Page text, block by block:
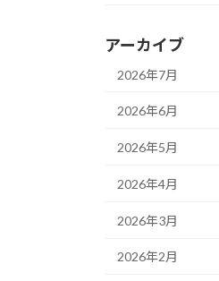
アーカイブ
2026年7月
2026年6月
2026年5月
2026年4月
2026年3月
2026年2月